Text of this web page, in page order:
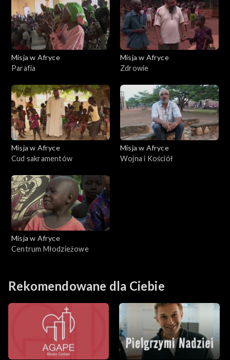
Misja w Afryce
Parafia
Misja w Afryce
Zdrowie
Misja w Afryce
Cud sakramentów
Misja w Afryce
Wojna i Kościół
Misja w Afryce
Centrum Młodzieżowe
Rekomendowane dla Ciebie